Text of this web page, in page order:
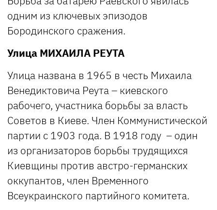
одним из ключевых эпизодов
Бородинского сражения.
Улица МИХАИЛА РЕУТА
Улица названа в 1965 в честь Михаила
Венедиктовича Реута – киевского
рабочего, участника борьбы за власть
Советов в Киеве. Член Коммунистической
партии с 1903 года. В 1918 году – один
из организаторов борьбы трудящихся
Киевщины против австро-германских
оккупантов, член Временного
Всеукраинского партийного комитета.